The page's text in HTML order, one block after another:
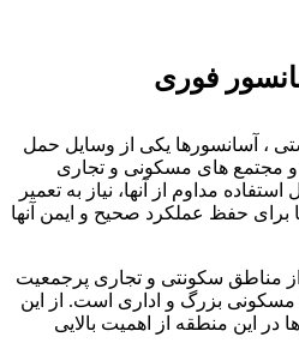
فوری
، آسانسورها یکی از وسایل حمل
مجتمع های مسکونی و تجاری
مداوم از آنها، نیاز به تعمیر
حفظ عملکرد صحیح و ایمن آنها
مناطق سکونتی و تجاری پرجمعیت
بزرگ و اداری است. از این
این منطقه از اهمیت بالایی